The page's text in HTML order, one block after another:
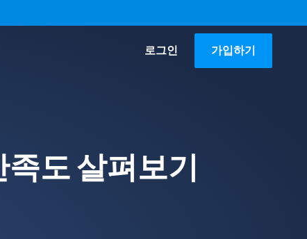
로그인 가입하기
도 살펴보기